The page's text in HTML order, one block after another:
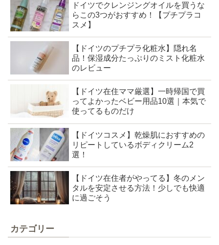
ドイツでクレンジングオイルを買うな
らこの3つがおすすめ！【プチプラコ
スメ】
【ドイツのプチプラ化粧水】隠れ名
品！保湿成分たっぷりのミスト化粧水
のレビュー
【ドイツ在住ママ厳選】一時帰国で買
ってよかったベビー用品10選｜本気で
使ってるものだけ
【ドイツコスメ】乾燥肌におすすめの
リピートしているボディクリーム2
選！
【ドイツ在住者がやってる】冬のメン
タルを安定させる方法！少しでも快適
に過ごそう
カテゴリー